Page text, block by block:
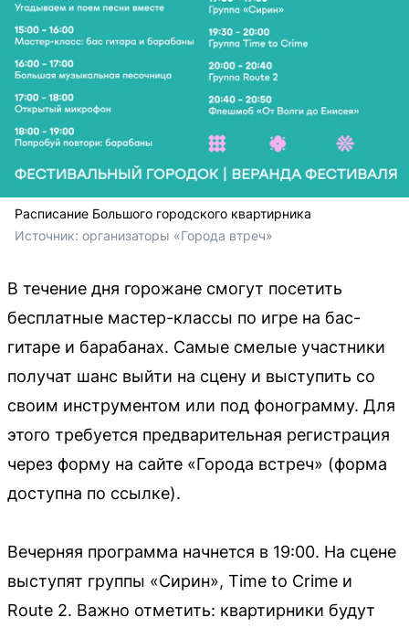
Расписание Большого городского квартирника
Источник: организаторы «Города втреч»
В течение дня горожане смогут посетить
бесплатные мастер-классы по игре на бас-
гитаре и барабанах. Самые смелые участники
получат шанс выйти на сцену и выступить со
своим инструментом или под фонограмму. Для
этого требуется предварительная регистрация
через форму на сайте «Города встреч» (форма
доступна по ссылке).
Вечерняя программа начнется в 19:00. На сцене
выступят группы «Сирин», Time to Crime и
Route 2. Важно отметить: квартирники будут